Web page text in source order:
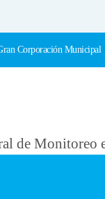
Corporación Municipal